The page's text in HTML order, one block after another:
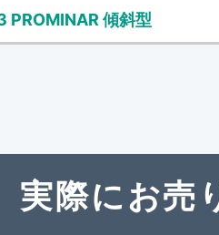
PROMINAR 傾斜型
実際にお売